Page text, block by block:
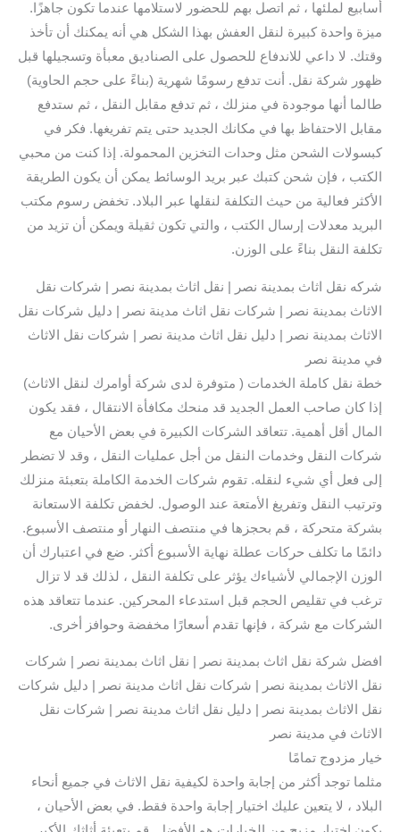
أسابيع لملئها ، ثم اتصل بهم للحضور لاستلامها عندما تكون جاهزًا.
ميزة واحدة كبيرة لنقل العفش بهذا الشكل هي أنه يمكنك أن تأخذ
وقتك. لا داعي للاندفاع للحصول على الصناديق معبأة وتسجيلها قبل
ظهور شركة نقل. أنت تدفع رسومًا شهرية (بناءً على حجم الحاوية)
طالما أنها موجودة في منزلك ، ثم تدفع مقابل النقل ، ثم ستدفع
مقابل الاحتفاظ بها في مكانك الجديد حتى يتم تفريغها. فكر في
كبسولات الشحن مثل وحدات التخزين المحمولة. إذا كنت من محبي
الكتب ، فإن شحن كتبك عبر بريد الوسائط يمكن أن يكون الطريقة
الأكثر فعالية من حيث التكلفة لنقلها عبر البلاد. تخفض رسوم مكتب
البريد معدلات إرسال الكتب ، والتي تكون ثقيلة ويمكن أن تزيد من
تكلفة النقل بناءً على الوزن.
شركه نقل اثاث بمدينة نصر | نقل اثاث بمدينة نصر | شركات نقل
الاثاث بمدينة نصر | شركات نقل اثاث مدينة نصر | دليل شركات نقل
الاثاث بمدينة نصر | دليل نقل اثاث مدينة نصر | شركات نقل الاثاث
في مدينة نصر
خطة نقل كاملة الخدمات ( متوفرة لدى شركة أوامرك لنقل الاثاث)
إذا كان صاحب العمل الجديد قد منحك مكافأة الانتقال ، فقد يكون
المال أقل أهمية. تتعاقد الشركات الكبيرة في بعض الأحيان مع
شركات النقل وخدمات النقل من أجل عمليات النقل ، وقد لا تضطر
إلى فعل أي شيء لنقله. تقوم شركات الخدمة الكاملة بتعبئة منزلك
وترتيب النقل وتفريغ الأمتعة عند الوصول. لخفض تكلفة الاستعانة
بشركة متحركة ، قم بحجزها في منتصف النهار أو منتصف الأسبوع.
دائمًا ما تكلف حركات عطلة نهاية الأسبوع أكثر. ضع في اعتبارك أن
الوزن الإجمالي لأشياءك يؤثر على تكلفة النقل ، لذلك قد لا تزال
ترغب في تقليص الحجم قبل استدعاء المحركين. عندما تتعاقد هذه
الشركات مع شركة ، فإنها تقدم أسعارًا مخفضة وحوافز أخرى.
افضل شركة نقل اثاث بمدينة نصر | نقل اثاث بمدينة نصر | شركات
نقل الاثاث بمدينة نصر | شركات نقل اثاث مدينة نصر | دليل شركات
نقل الاثاث بمدينة نصر | دليل نقل اثاث مدينة نصر | شركات نقل
الاثاث في مدينة نصر
خيار مزدوج تمامًا
مثلما توجد أكثر من إجابة واحدة لكيفية نقل الاثاث في جميع أنحاء
البلاد ، لا يتعين عليك اختيار إجابة واحدة فقط. في بعض الأحيان ،